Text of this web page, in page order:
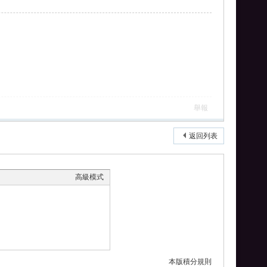
舉報
返回列表
高級模式
本版積分規則